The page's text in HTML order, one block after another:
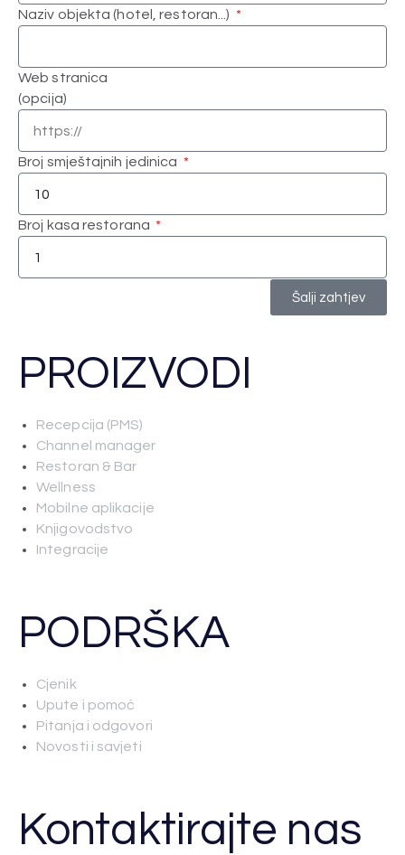
Naziv objekta (hotel, restoran...)
Web stranica
(opcija)
Broj smještajnih jedinica
Broj kasa restorana
Šalji zahtjev
PROIZVODI
Recepcija (PMS)
Channel manager
Restoran & Bar
Wellness
Mobilne aplikacije
Knjigovodstvo
Integracije
PODRŠKA
Cjenik
Upute i pomoć
Pitanja i odgovori
Novosti i savjeti
Kontaktirajte nas